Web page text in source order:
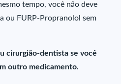
tempo, você não deve
ou FURP-Propranolol sem
cirurgião-dentista se você
outro medicamento.